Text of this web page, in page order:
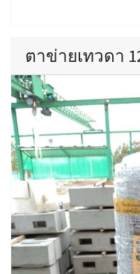
ตาข่ายเทวดา